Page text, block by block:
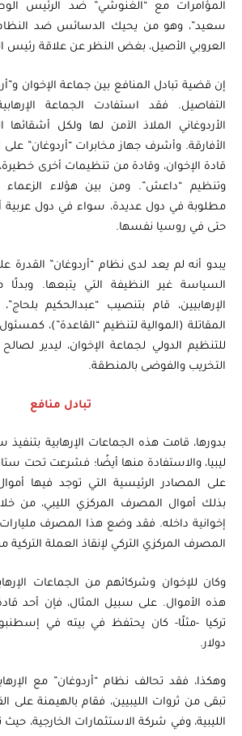
المؤامرات مع “الغنوشي” ضد الرئيس
سعيد”، وهو من يحيك الدسائس ضد النظام
العروبي الأصيل، بغض النظر عن علاقة رئيس
إن قضية تبادل المنافع بين جماعة الإخوان
التفاصيل. فقد استفادت الجماعة
الأردوغاني الملاذ الآمن لها ولكل أشقائها
الأفارقة. وأشرف جهاز مخابرات “أردوغان” على
قادة الإخوان، وقادة من تنظيمات أخرى خطيرة،
وتنظيم “داعش”. ومن بين هؤلاء الزعماء
مطلوبة في دول عديدة، سواء في دول عربية أو
حتى في روسيا نفسها.
يبدو أنه لم يعد لدى نظام “أردوغان” القدرة
السياسة غير النظيفة التي يتبعها. وبدلًا
الإرهابيين، قام بتنصيب “عبدالحكيم بلحاج”،
المقاتلة (الموالية لتنظيم “القاعدة”)،
للتنظيم الدولي لجماعة الإخوان، ليدير لصالح
التخريب والفوضى بالمنطقة.
تبادل منافع
بدورها، قامت هذه الجماعات الإرهابية بتنفيذ
ليبيا، والاستفادة منها أيضًا؛ فشرعت تحت
على المصادر الرئيسية التي توجد فيها أموال
بذلك أموال المصرف المركزي الليبي، من
إخوانية داخله. فقد وضع هذا المصرف مليارات
المصرف المركزي التركي لإنقاذ العملة التركية من
وكان للإخوان وشركائهم من الجماعات
هذه الأموال. على سبيل المثال، فإن أحد قادة
دولار.
وهكذا، فقد تحالف نظام “أردوغان” مع
تبقى من ثروات الليبيين، فقام بالهيمنة على
الليبية، وفي شركة الاستثمارات الخارجية، حيث